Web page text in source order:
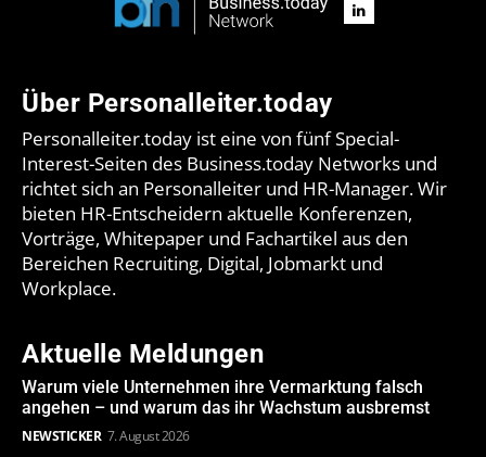
Über Personalleiter.today
Personalleiter.today ist eine von fünf Special-
Interest-Seiten des Business.today Networks und
richtet sich an Personalleiter und HR-Manager. Wir
bieten HR-Entscheidern aktuelle Konferenzen,
Vorträge, Whitepaper und Fachartikel aus den
Bereichen Recruiting, Digital, Jobmarkt und
Workplace.
Aktuelle Meldungen
Warum viele Unternehmen ihre Vermarktung falsch
angehen – und warum das ihr Wachstum ausbremst
NEWSTICKER 7. August 2026